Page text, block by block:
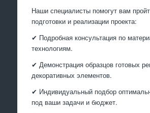
Наши специалисты помогут вам
подготовки и реализации проекта:
✔ Подробная консультация по
технологиям.
✔ Демонстрация образцов готовых
декоративных элементов.
✔ Индивидуальный подбор
под ваши задачи и бюджет.